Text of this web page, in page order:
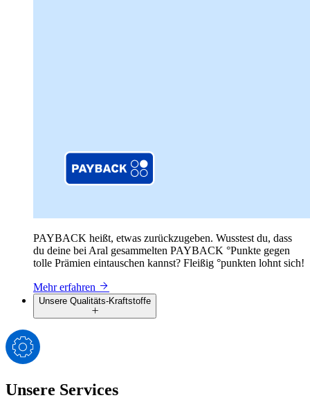
PAYBACK heißt, etwas zurückzugeben. Wusstest du, dass
du deine bei Aral gesammelten PAYBACK °Punkte gegen
tolle Prämien eintauschen kannst? Fleißig °punkten lohnt sich!
Mehr erfahren
Unsere Qualitäts-Kraftstoffe
Unsere Services